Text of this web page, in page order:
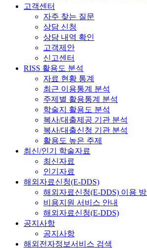
고객센터
자주 찾는 질문
상담 신청
상담 내역 확인
고객제안
신고센터
RISS 활용도 분석
자료 현황 통계
최근 이용통계 분석
주제별 활용통계 분석
학술지 활용도 분석
복사/대출제공 기관 분석
복사/대출신청 기관 분석
활용도 높은 주제
최신/인기 학술자료
최신자료
인기자료
해외자료신청(E-DDS)
해외자료신청(E-DDS) 이용
비용지원 서비스 안내
해외자료신청(E-DDS)
공지사항
공지사항
해외전자정보서비스 검색